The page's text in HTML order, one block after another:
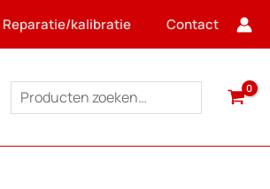
Reparatie/kalibratie Contact
Zoeken